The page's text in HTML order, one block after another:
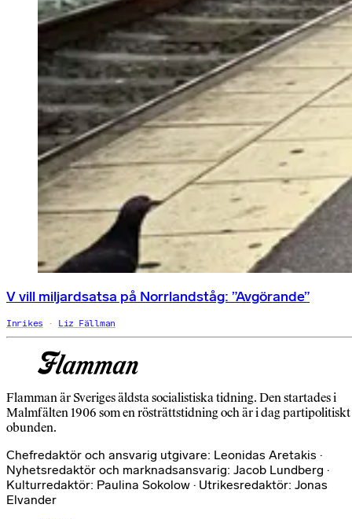
V vill miljardsatsa på Norrlandståg: ”Avgörande”
Inrikes Liz Fällman
Flamman är Sveriges äldsta socialistiska tidning. Den startades i
Malmfälten 1906 som en rösträttstidning och är i dag partipolitiskt
obunden.
Chefredaktör och ansvarig utgivare: Leonidas Aretakis ·
Nyhetsredaktör och marknadsansvarig: Jacob Lundberg ·
Kulturredaktör: Paulina Sokolow · Utrikesredaktör: Jonas
Elvander